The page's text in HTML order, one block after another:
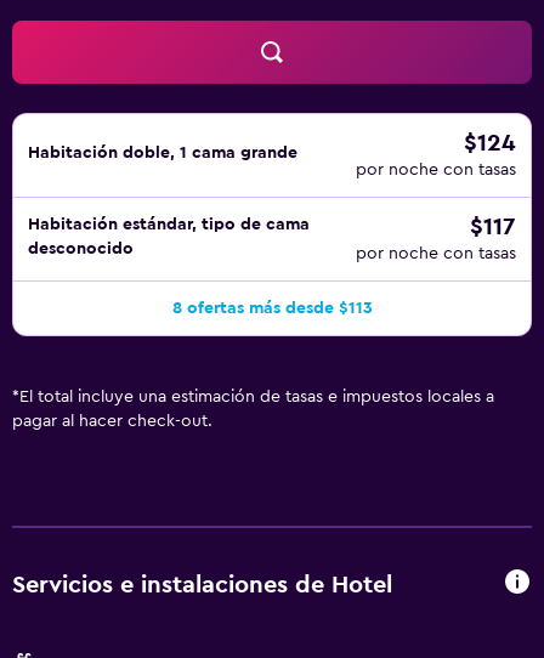
Habitación doble, 1 cama grande $124
por noche con tasas
Habitación estándar, tipo de cama
desconocido
$117
por noche con tasas
8 ofertas más desde $113
* El total incluye una estimación de tasas e impuestos locales a
pagar al hacer check-out.
Servicios e instalaciones de Hotel